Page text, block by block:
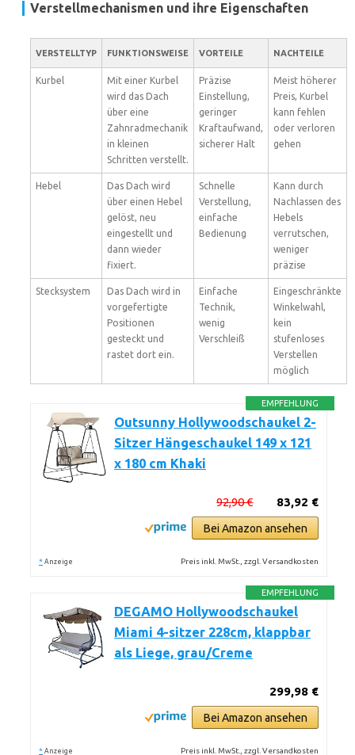
Verstellmechanismen und ihre Eigenschaften
VERSTELLTYP FUNKTIONSWEISE VORTEILE NACHTEILE
Kurbel
Mit einer Kurbel
wird das Dach
über eine
Zahnradmechanik
in kleinen
Schritten verstellt.
Präzise
Einstellung,
geringer
Kraftaufwand,
sicherer Halt
Meist höherer
Preis, Kurbel
kann fehlen
oder verloren
gehen
Hebel
Das Dach wird
über einen Hebel
gelöst, neu
eingestellt und
dann wieder
fixiert.
Schnelle
Verstellung,
einfache
Bedienung
Kann durch
Nachlassen des
Hebels
verrutschen,
weniger
präzise
Stecksystem
Das Dach wird in
vorgefertigte
Positionen
gesteckt und
rastet dort ein.
Einfache
Technik,
wenig
Verschleiß
Eingeschränkte
Winkelwahl,
kein
stufenloses
Verstellen
möglich
EMPFEHLUNG
Outsunny Hollywoodschaukel 2-
Sitzer Hängeschaukel 149 x 121
x 180 cm Khaki
83,92 €
92,90 €
Bei Amazon ansehen
* Anzeige Preis inkl. MwSt., zzgl. Versandkosten
EMPFEHLUNG
DEGAMO Hollywoodschaukel
Miami 4-sitzer 228cm, klappbar
als Liege, grau/Creme
299,98 €
Bei Amazon ansehen
* Anzeige Preis inkl. MwSt., zzgl. Versandkosten